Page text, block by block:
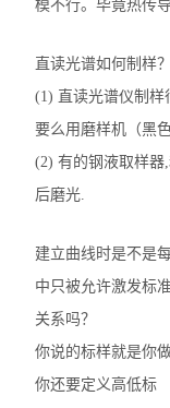
金属合金分析
镀层测厚仪/膜
维修国内、
口罩设备
气质联用仪
RoHS2.0检测
模不行。毕竟热传
直读光谱如何制样？
(1) 直读光谱仪制样
要么用磨样机（黑
(2) 有的钢液取样器
后磨光.
建立曲线时是不是
中只被允许激发标
关系吗？
你说的标样就是你
你还要定义高低标